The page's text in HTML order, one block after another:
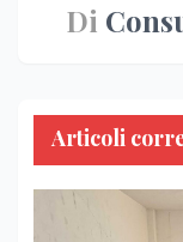
Di
Articoli